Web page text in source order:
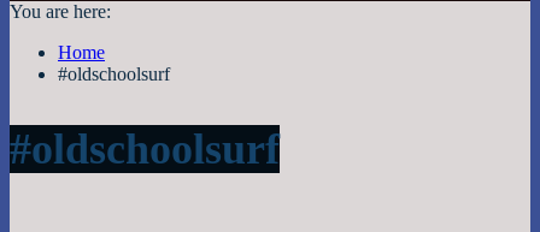
You are here:
Home
#oldschoolsurf
#oldschoolsurf